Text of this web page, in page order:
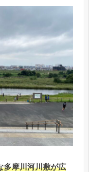
多摩川河川敷が広